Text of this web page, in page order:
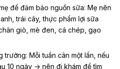
để đảm bảo nguồn sữa: Mẹ nên
trái cây, thực phẩm lợi sữa
giò, mè đen, cá chép, gạo
Mỗi tuần cân một lần, nếu
10 ngày → nên đi khám để tìm